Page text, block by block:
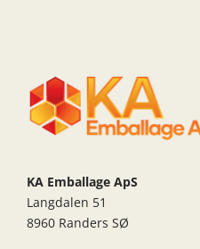
KA Emballage ApS
Langdalen 51
8960 Randers SØ